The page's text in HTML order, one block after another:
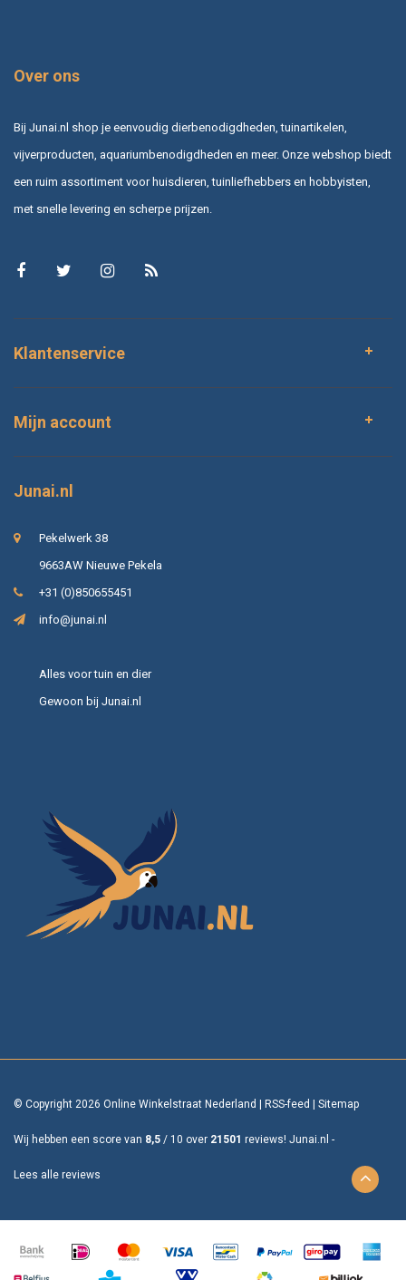
Over ons
Bij Junai.nl shop je eenvoudig dierbenodigdheden, tuinartikelen,
vijverproducten, aquariumbenodigdheden en meer. Onze webshop biedt
een ruim assortiment voor huisdieren, tuinliefhebbers en hobbyisten,
met snelle levering en scherpe prijzen.
Klantenservice
Mijn account
Junai.nl
Pekelwerk 38
9663AW Nieuwe Pekela
+31 (0)850655451
info@junai.nl
Alles voor tuin en dier
Gewoon bij Junai.nl
© Copyright 2026 Online Winkelstraat Nederland | RSS-feed | Sitemap
Wij hebben een score van 8,5 / 10 over 21501 reviews! Junai.nl -
Lees alle reviews